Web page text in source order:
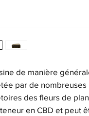
de manière
par de nombreuses
des fleurs de
en CBD et peut